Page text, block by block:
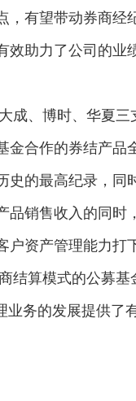
，有望带动券商经
效助力了公司的业
成、博时、华夏
合作的券结产品
的最高纪录，同
销售收入的同时
资产管理能力打
结算模式的公募基
务的发展提供了